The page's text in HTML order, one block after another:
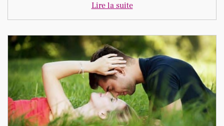
Lire la suite